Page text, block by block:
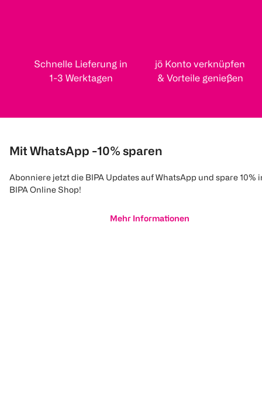
Schnelle Lieferung in
1-3 Werktagen
jö Konto verknüpfen
& Vorteile genießen
Mit WhatsApp -10% sparen
Abonniere jetzt die BIPA Updates auf WhatsApp und spare 10%
BIPA Online Shop!
Mehr Informationen